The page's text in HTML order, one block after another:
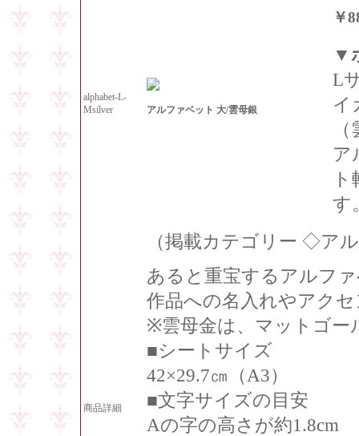
alphabet-L-
Msilver
アルファベット 大/雲母銀
￥
▼
L
イ
ア
す
商品詳細
（掲載カテゴリー ◇ア
あると重宝するアルフ
作品への名入れやアク
※雲母金は、マットゴー
■シートサイズ
42×29.7㎝（A3）
■文字サイズの目安
Aの字の高さが約1.8cm